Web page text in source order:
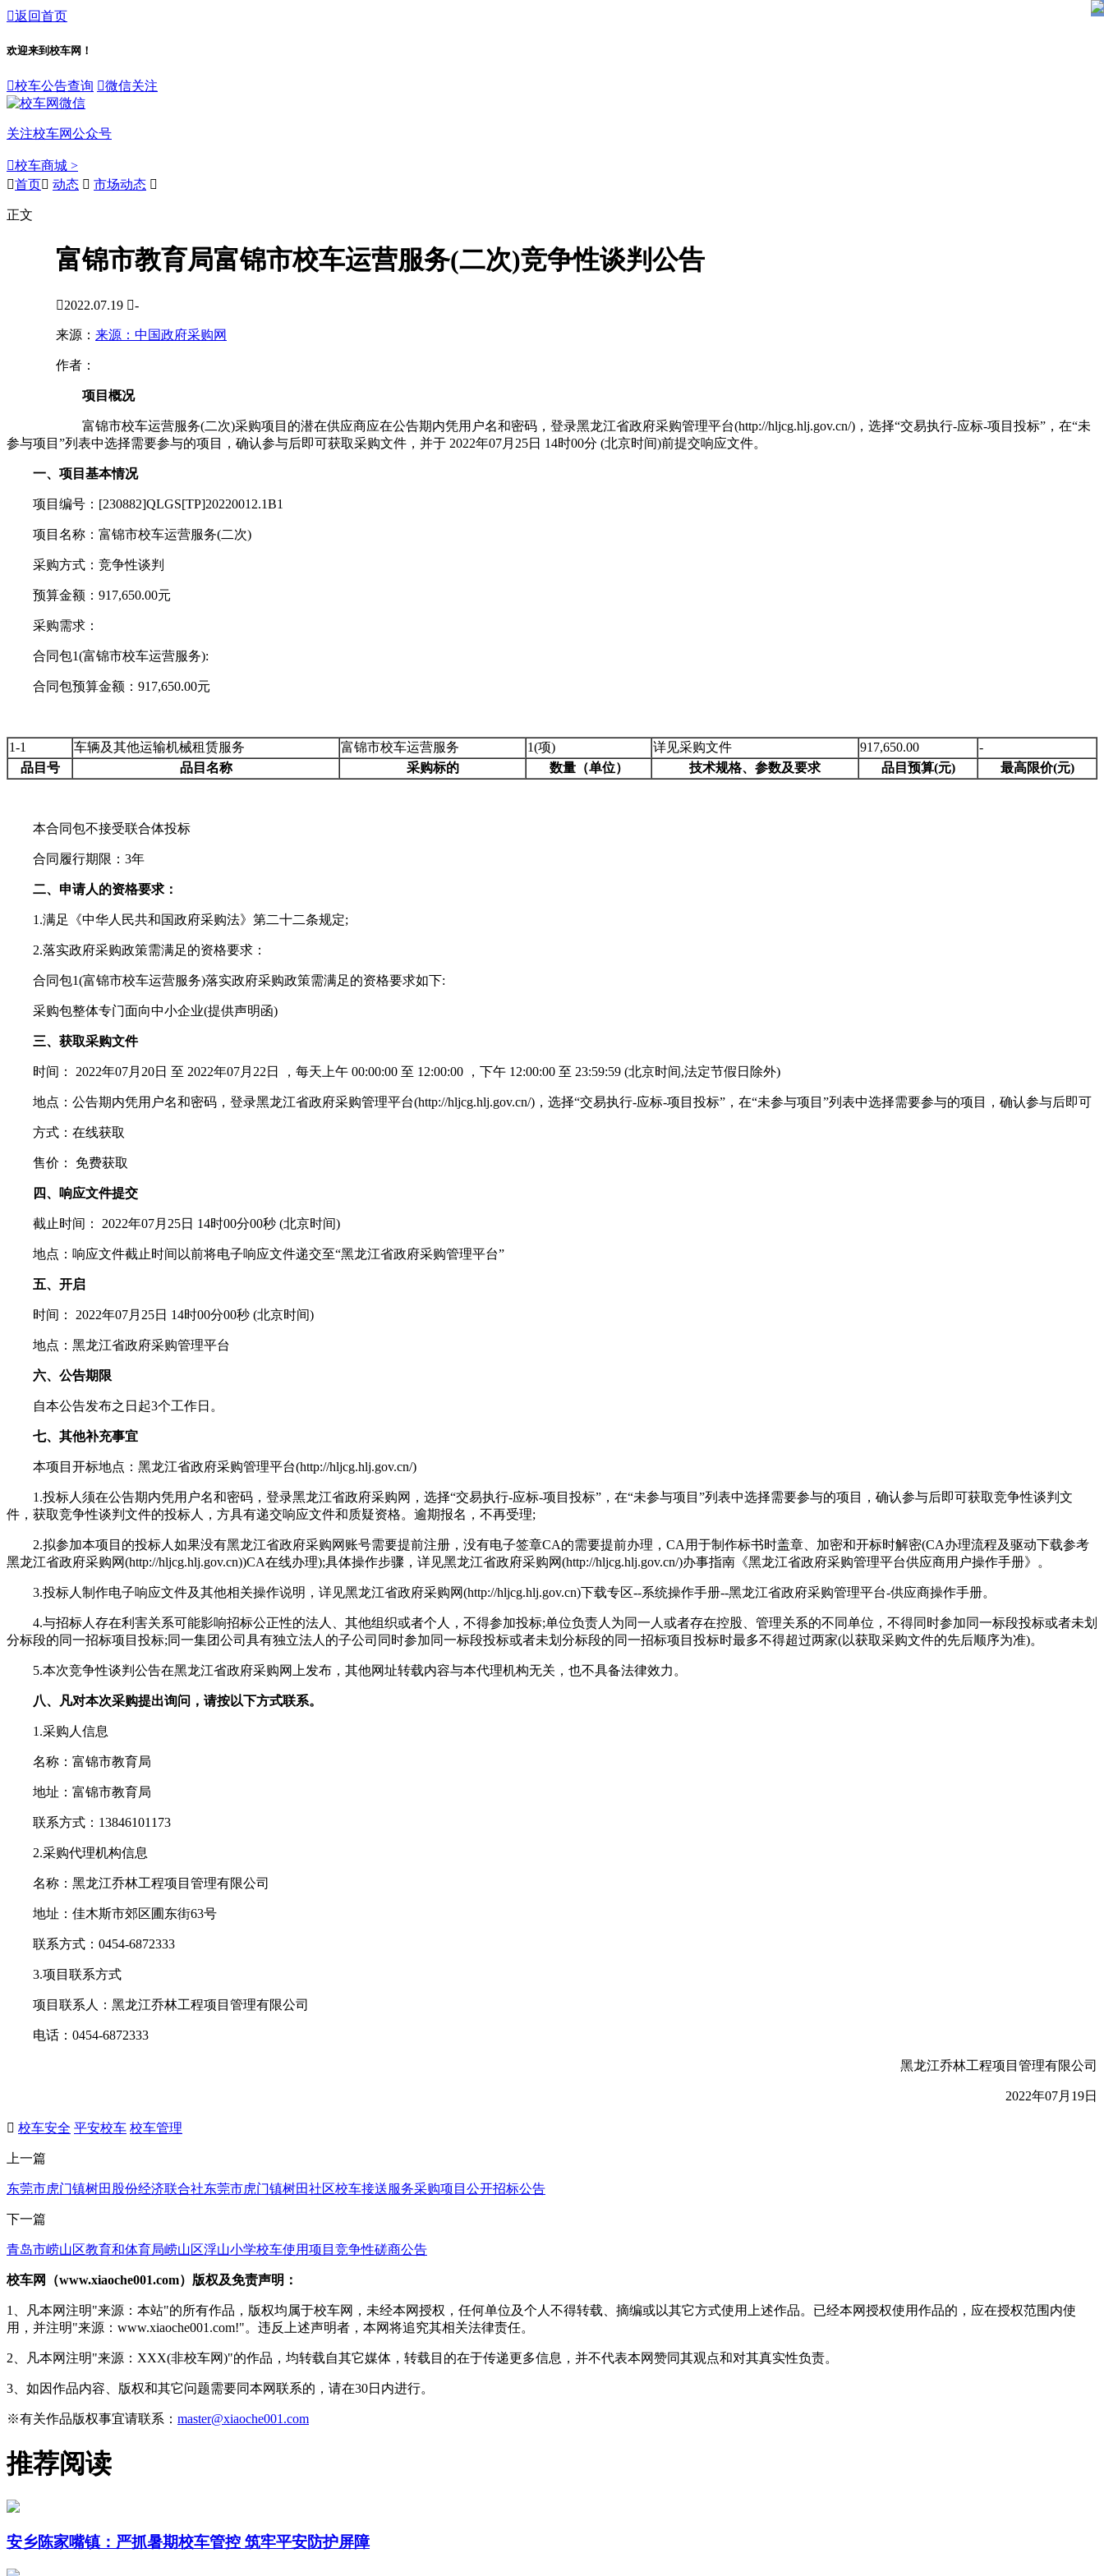
返回首页
欢迎来到校车网！
校车公告查询 微信关注
关注校车网公众号
校车商城 >
首页 动态  市场动态 
正文
富锦市教育局富锦市校车运营服务(二次)竞争性谈判公告
2022.07.19 -
来源： 来源：中国政府采购网
作者：
项目概况
富锦市校车运营服务(二次)采购项目的潜在供应商应在公告期内凭用户名和密码，登录黑龙江省政府采购管理平台(http://hljcg.hlj.gov.cn/)，选择“交易执行-应标-项目投标”，在“未
参与项目”列表中选择需要参与的项目，确认参与后即可获取采购文件，并于 2022年07月25日 14时00分 (北京时间)前提交响应文件。
一、项目基本情况
项目编号：[230882]QLGS[TP]20220012.1B1
项目名称：富锦市校车运营服务(二次)
采购方式：竞争性谈判
预算金额：917,650.00元
采购需求：
合同包1(富锦市校车运营服务):
合同包预算金额：917,650.00元
1-1 车辆及其他运输机械租赁服务 富锦市校车运营服务 1(项) 详见采购文件 917,650.00
-
品目号
品目名称 采购标的 数量（单位） 技术规格、参数及要求 品目预算(元) 最高限价(元)
本合同包不接受联合体投标
合同履行期限：3年
二、申请人的资格要求：
1.满足《中华人民共和国政府采购法》第二十二条规定;
2.落实政府采购政策需满足的资格要求：
合同包1(富锦市校车运营服务)落实政府采购政策需满足的资格要求如下:
采购包整体专门面向中小企业(提供声明函)
三、获取采购文件
时间： 2022年07月20日 至 2022年07月22日 ，每天上午 00:00:00 至 12:00:00 ，下午 12:00:00 至 23:59:59 (北京时间,法定节假日除外)
地点：公告期内凭用户名和密码，登录黑龙江省政府采购管理平台(http://hljcg.hlj.gov.cn/)，选择“交易执行-应标-项目投标”，在“未参与项目”列表中选择需要参与的项目，确认参与后即可
方式：在线获取
售价： 免费获取
四、响应文件提交
截止时间： 2022年07月25日 14时00分00秒 (北京时间)
地点：响应文件截止时间以前将电子响应文件递交至“黑龙江省政府采购管理平台”
五、开启
时间： 2022年07月25日 14时00分00秒 (北京时间)
地点：黑龙江省政府采购管理平台
六、公告期限
自本公告发布之日起3个工作日。
七、其他补充事宜
本项目开标地点：黑龙江省政府采购管理平台(http://hljcg.hlj.gov.cn/)
1.投标人须在公告期内凭用户名和密码，登录黑龙江省政府采购网，选择“交易执行-应标-项目投标”，在“未参与项目”列表中选择需要参与的项目，确认参与后即可获取竞争性谈判文
件，获取竞争性谈判文件的投标人，方具有递交响应文件和质疑资格。逾期报名，不再受理;
2.拟参加本项目的投标人如果没有黑龙江省政府采购网账号需要提前注册，没有电子签章CA的需要提前办理，CA用于制作标书时盖章、加密和开标时解密(CA办理流程及驱动下载参考
黑龙江省政府采购网(http://hljcg.hlj.gov.cn))CA在线办理);具体操作步骤，详见黑龙江省政府采购网(http://hljcg.hlj.gov.cn/)办事指南《黑龙江省政府采购管理平台供应商用户操作手册》。
3.投标人制作电子响应文件及其他相关操作说明，详见黑龙江省政府采购网(http://hljcg.hlj.gov.cn)下载专区--系统操作手册--黑龙江省政府采购管理平台-供应商操作手册。
4.与招标人存在利害关系可能影响招标公正性的法人、其他组织或者个人，不得参加投标;单位负责人为同一人或者存在控股、管理关系的不同单位，不得同时参加同一标段投标或者未划
分标段的同一招标项目投标;同一集团公司具有独立法人的子公司同时参加同一标段投标或者未划分标段的同一招标项目投标时最多不得超过两家(以获取采购文件的先后顺序为准)。
5.本次竞争性谈判公告在黑龙江省政府采购网上发布，其他网址转载内容与本代理机构无关，也不具备法律效力。
八、凡对本次采购提出询问，请按以下方式联系。
1.采购人信息
名称：富锦市教育局
地址：富锦市教育局
联系方式：13846101173
2.采购代理机构信息
名称：黑龙江乔林工程项目管理有限公司
地址：佳木斯市郊区圃东街63号
联系方式：0454-6872333
3.项目联系方式
项目联系人：黑龙江乔林工程项目管理有限公司
电话：0454-6872333
黑龙江乔林工程项目管理有限公司
2022年07月19日
 校车安全 平安校车 校车管理
上一篇
东莞市虎门镇树田股份经济联合社东莞市虎门镇树田社区校车接送服务采购项目公开招标公告
下一篇
青岛市崂山区教育和体育局崂山区浮山小学校车使用项目竞争性磋商公告
校车网（www.xiaoche001.com）版权及免责声明：
1、凡本网注明"来源：本站"的所有作品，版权均属于校车网，未经本网授权，任何单位及个人不得转载、摘编或以其它方式使用上述作品。已经本网授权使用作品的，应在授权范围内使
用，并注明"来源：www.xiaoche001.com!"。违反上述声明者，本网将追究其相关法律责任。
2、凡本网注明"来源：XXX(非校车网)"的作品，均转载自其它媒体，转载目的在于传递更多信息，并不代表本网赞同其观点和对其真实性负责。
3、如因作品内容、版权和其它问题需要同本网联系的，请在30日内进行。
※有关作品版权事宜请联系： master@xiaoche001.com
推荐阅读
安乡陈家嘴镇：严抓暑期校车管控 筑牢平安防护屏障